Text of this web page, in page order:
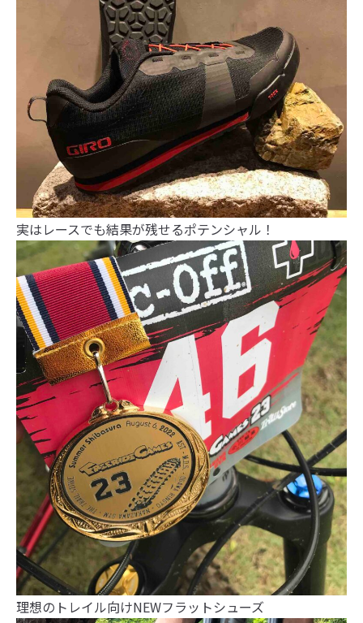
実はレースでも結果が残せるポテンシャル！
理想のトレイル向けNEWフラットシューズ